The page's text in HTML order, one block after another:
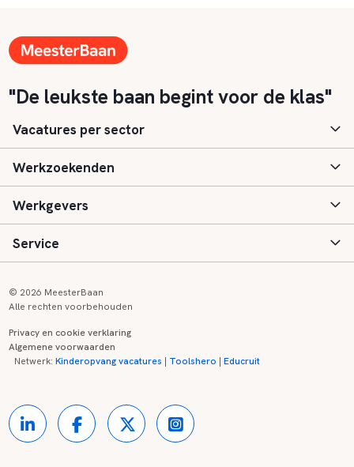
"De leukste baan begint voor de klas"
Vacatures per sector
Basisonderwijs
Speciaal (basis) onderwijs
Voortgezet onderwijs
Kinderopvang
Werkzoekenden
Aanmelden
Vacatures
Zij-instroom informatie
Onderwijsregio's
Werkgevers
Inloggen
Registreren
Contact
Service
Onderwijs links
Partners
© 2026 MeesterBaan
Alle rechten voorbehouden
Privacy en cookie verklaring
Algemene voorwaarden
Netwerk:Kinderopvang vacatures | Toolshero |Educruit